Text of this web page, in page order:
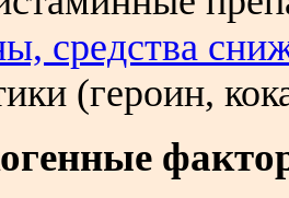
средства
(героин,